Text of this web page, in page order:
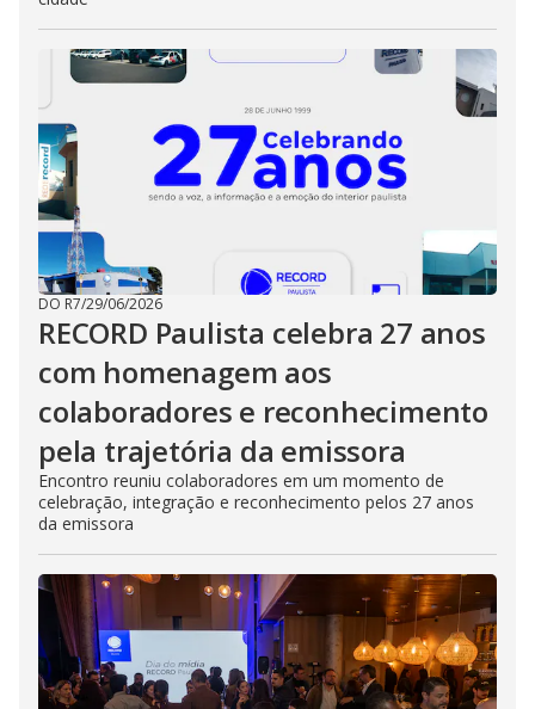
DO R7/29/06/2026
RECORD Paulista celebra 27 anos
com homenagem aos
colaboradores e reconhecimento
pela trajetória da emissora
Encontro reuniu colaboradores em um momento de
celebração, integração e reconhecimento pelos 27 anos
da emissora